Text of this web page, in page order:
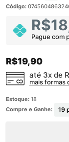
Código:
Pague com
R$19,90
até 3x de
mais formas
Estoque: 18
Compre e Ganhe:
19